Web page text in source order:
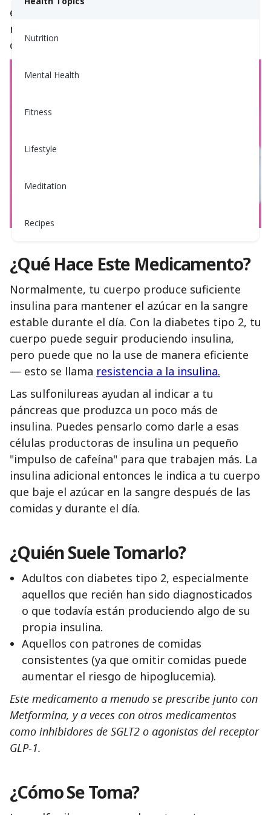
Nutrition
Mental Health
Fitness
Lifestyle
Meditation
Recipes
efectividad y bajo costo. Revisemos cómo este
medicamento reduce el azúcar en la sangre y
cómo imitar estos efectos en tu cuerpo.
¿Qué Hace Este Medicamento?
Normalmente, tu cuerpo produce suficiente
insulina para mantener el azúcar en la sangre
estable durante el día. Con la diabetes tipo 2, tu
cuerpo puede seguir produciendo insulina,
pero puede que no la use de manera eficiente
— esto se llama resistencia a la insulina.
Las sulfonilureas ayudan al indicar a tu
páncreas que produzca un poco más de
insulina. Puedes pensarlo como darle a esas
células productoras de insulina un pequeño
"impulso de cafeína" para que trabajen más. La
insulina adicional entonces le indica a tu cuerpo
que baje el azúcar en la sangre después de las
comidas y durante el día.
¿Quién Suele Tomarlo?
Adultos con diabetes tipo 2, especialmente
aquellos que recién han sido diagnosticados
o que todavía están produciendo algo de su
propia insulina.
Aquellos con patrones de comidas
consistentes (ya que omitir comidas puede
aumentar el riesgo de hipoglucemia).
Este medicamento a menudo se prescribe junto con
Metformina, y a veces con otros medicamentos
como inhibidores de SGLT2 o agonistas del receptor
GLP-1.
¿Cómo Se Toma?